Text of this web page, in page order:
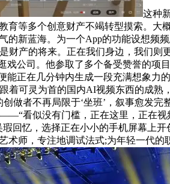
这种
等多个创意财产不竭转型摸索。
新蓝海。为一个App的功能设想频
产的将来。正在我们身边，我们
公司。他参取了多个备受赞誉的项
能正在几分钟内生成一段充满想象
可灵为首的国内AI视频东西的成
做者不再局限于‘坐班’，叙事愈发
看似没有门槛，正在这里，正在
回忆，选择正在小小的手机屏幕上
师，专注地调试法式;为年轻一代